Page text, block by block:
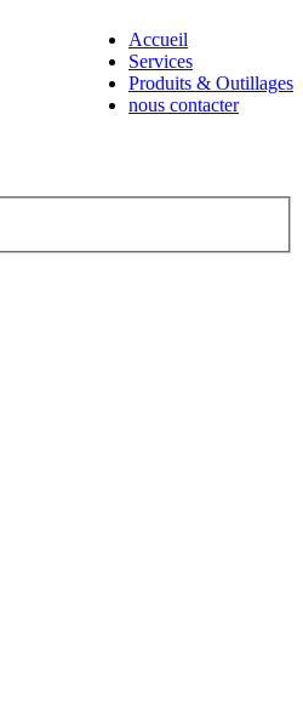
Accueil
Services
Produits & Outillages
nous contacter